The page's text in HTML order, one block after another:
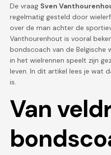
De vraag Sven
regelmatig gesteld door
over de man achter de
Vanthourenhout is vooral
bondscoach van de Belgische
in het wielrennen speelt zijn
leven. In dit artikel lees je wat
is.
Van